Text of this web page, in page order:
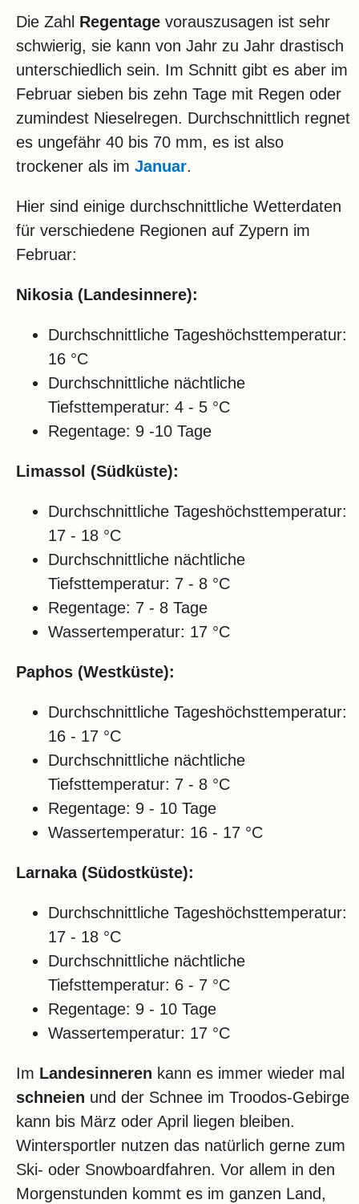
Die Zahl Regentage vorauszusagen ist sehr
schwierig, sie kann von Jahr zu Jahr drastisch
unterschiedlich sein. Im Schnitt gibt es aber im
Februar sieben bis zehn Tage mit Regen oder
zumindest Nieselregen. Durchschnittlich regnet
es ungefähr 40 bis 70 mm, es ist also
trockener als im Januar.
Hier sind einige durchschnittliche Wetterdaten
für verschiedene Regionen auf Zypern im
Februar:
Nikosia (Landesinnere):
Durchschnittliche Tageshöchsttemperatur:
16 °C
Durchschnittliche nächtliche
Tiefsttemperatur: 4 - 5 °C
Regentage: 9 -10 Tage
Limassol (Südküste):
Durchschnittliche Tageshöchsttemperatur:
17 - 18 °C
Durchschnittliche nächtliche
Tiefsttemperatur: 7 - 8 °C
Regentage: 7 - 8 Tage
Wassertemperatur: 17 °C
Paphos (Westküste):
Durchschnittliche Tageshöchsttemperatur:
16 - 17 °C
Durchschnittliche nächtliche
Tiefsttemperatur: 7 - 8 °C
Regentage: 9 - 10 Tage
Wassertemperatur: 16 - 17 °C
Larnaka (Südostküste):
Durchschnittliche Tageshöchsttemperatur:
17 - 18 °C
Durchschnittliche nächtliche
Tiefsttemperatur: 6 - 7 °C
Regentage: 9 - 10 Tage
Wassertemperatur: 17 °C
Im Landesinneren kann es immer wieder mal
schneien und der Schnee im Troodos-Gebirge
kann bis März oder April liegen bleiben.
Wintersportler nutzen das natürlich gerne zum
Ski- oder Snowboardfahren. Vor allem in den
Morgenstunden kommt es im ganzen Land,